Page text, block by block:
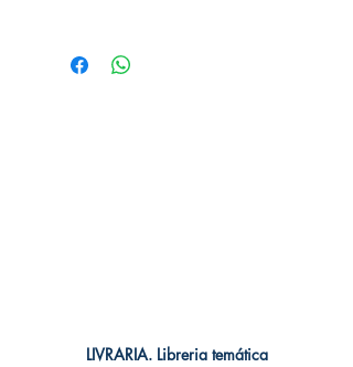
Editorial: NORMA
Idioma: Castellano
LIVRARIA. Libreria temática